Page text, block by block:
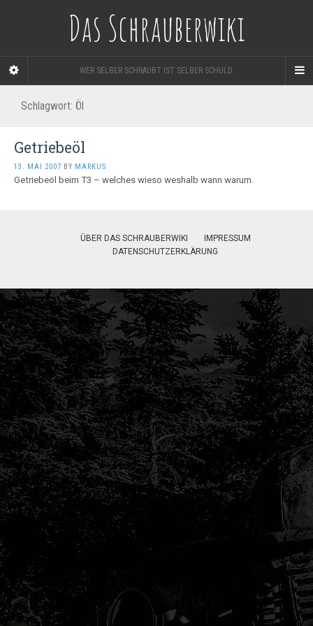
Das Schrauberwiki
WER SELBER SCHRAUBT IST SELBER SCHULD.
Schlagwort: Öl
Getriebeöl
13. MAI 2007 BY MARKUS
Getriebeöl beim T3 – welches wieso weshalb wann warum.
ÜBER DAS SCHRAUBERWIKI
IMPRESSUM
DATENSCHUTZERKLÄRUNG